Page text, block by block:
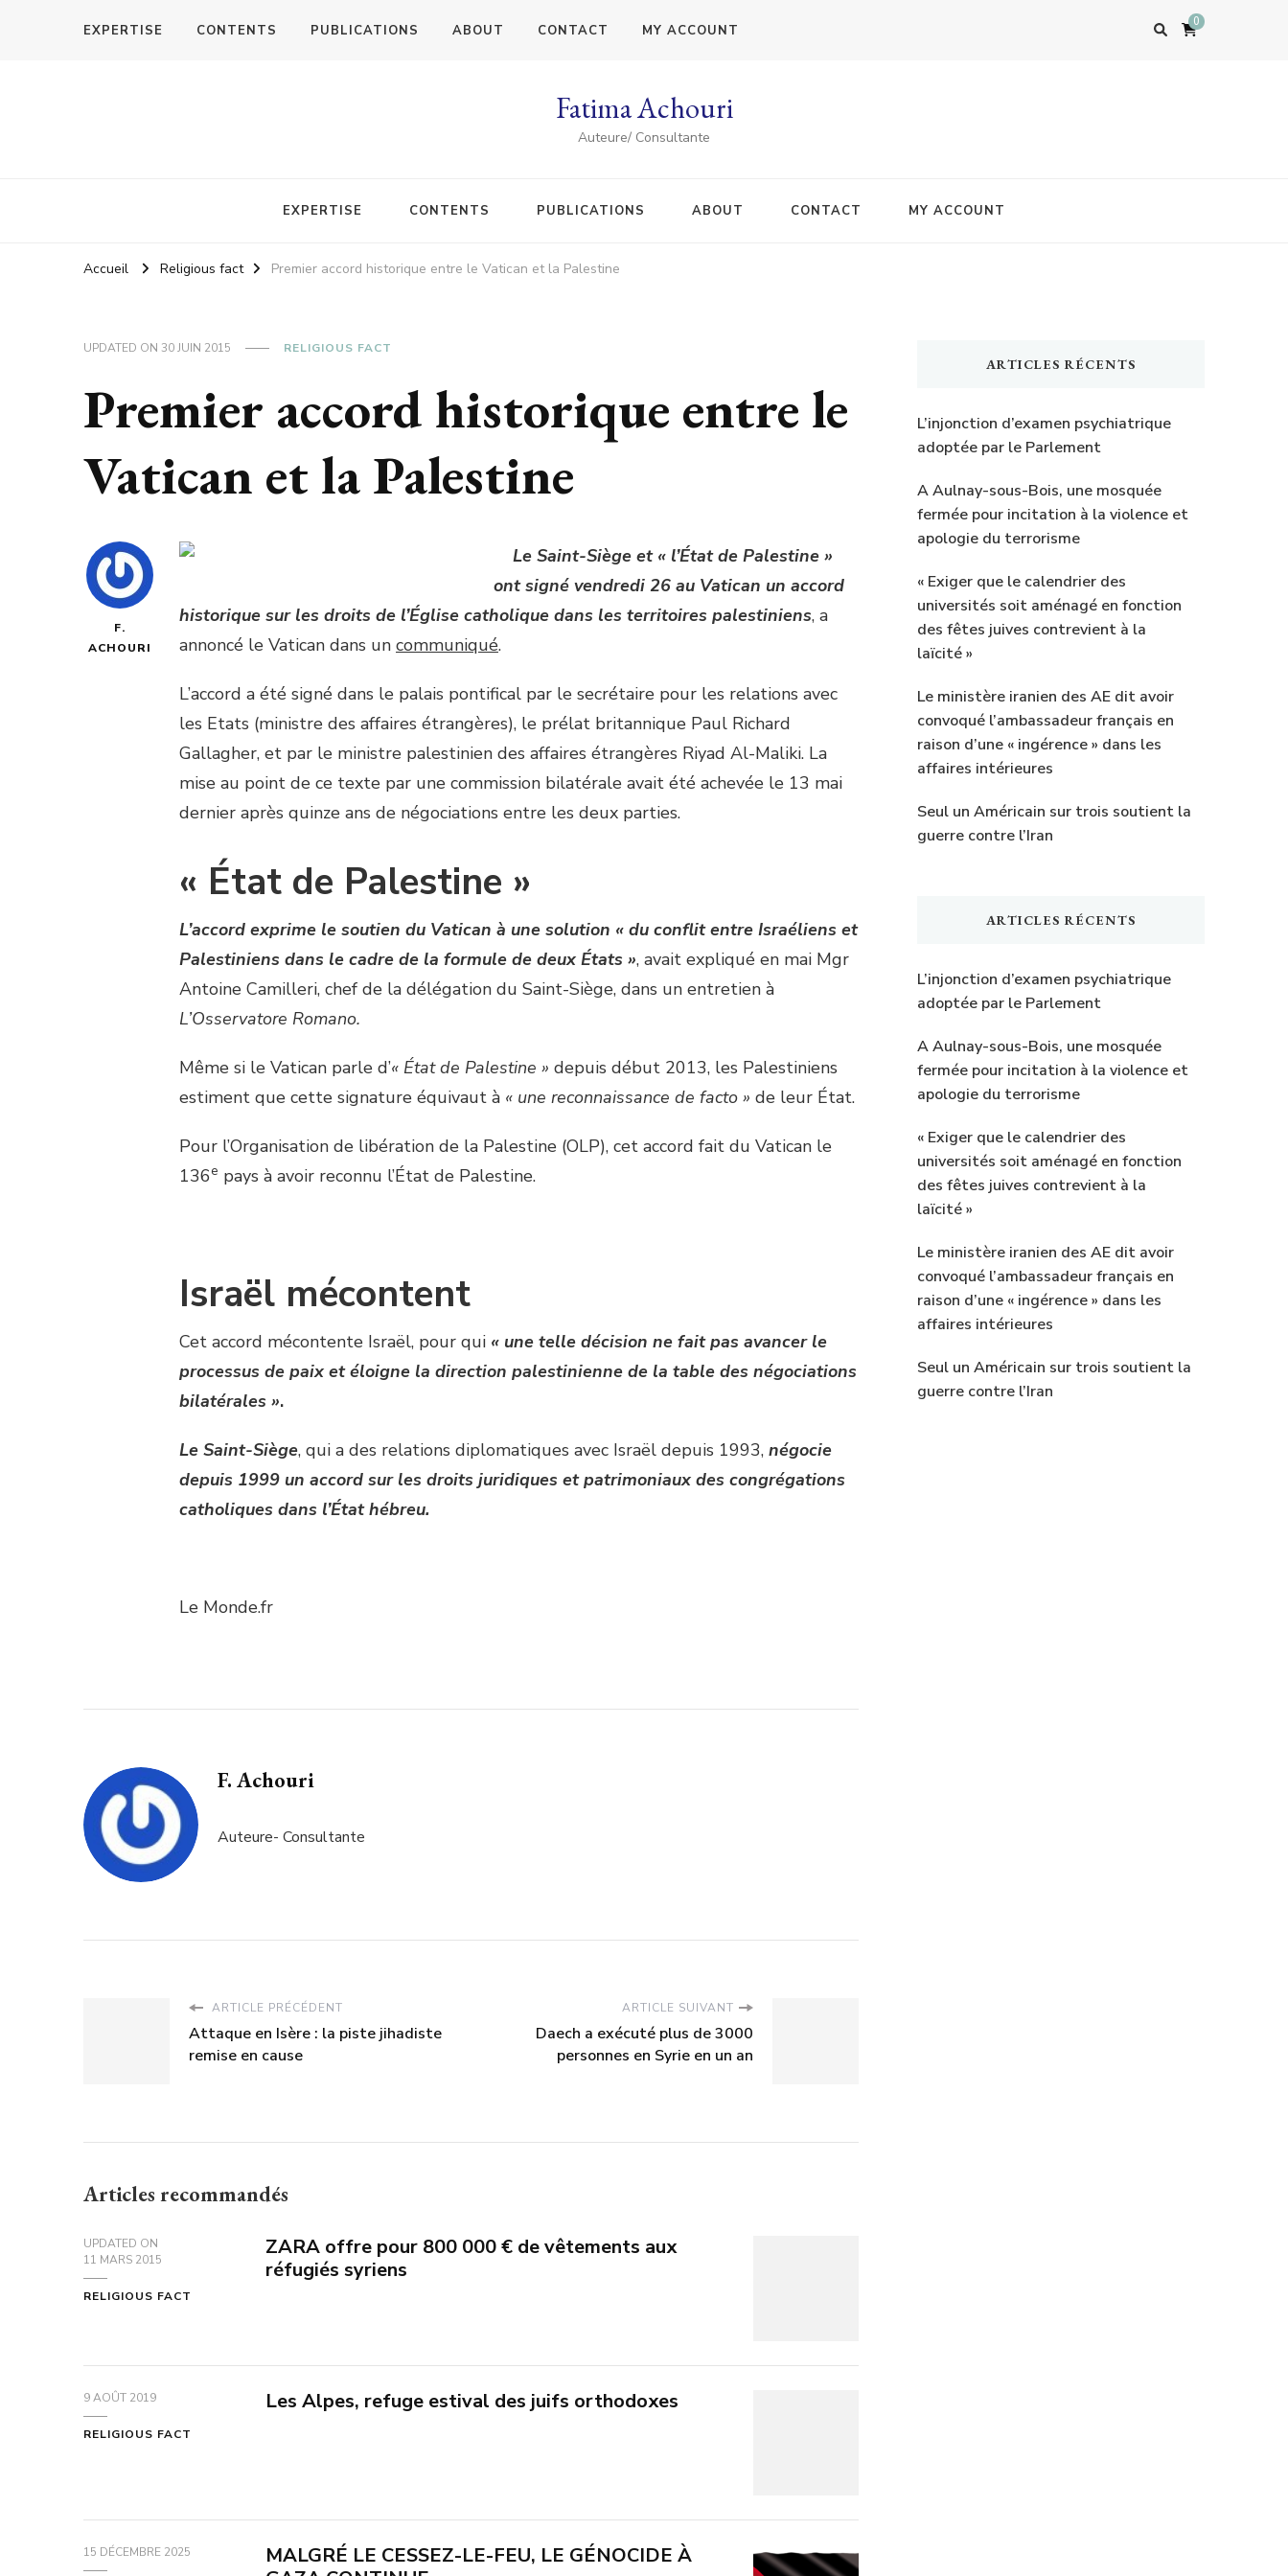
EXPERTISE CONTENTS PUBLICATIONS ABOUT CONTACT MY ACCOUNT
0
Fatima Achouri
Auteure/ Consultante
EXPERTISE CONTENTS PUBLICATIONS ABOUT CONTACT MY ACCOUNT
Accueil Religious fact Premier accord historique entre le Vatican et la Palestine
UPDATED ON 30 JUIN 2015 RELIGIOUS FACT
Premier accord historique entre le
Vatican et la Palestine
F.
ACHOURI
Le Saint-Siège et « l’État de Palestine »
ont signé vendredi 26 au Vatican un accord
historique sur les droits de l’Église catholique dans les territoires palestiniens, a
annoncé le Vatican dans un communiqué.
L’accord a été signé dans le palais pontifical par le secrétaire pour les relations avec
les Etats (ministre des affaires étrangères), le prélat britannique Paul Richard
Gallagher, et par le ministre palestinien des affaires étrangères Riyad Al-Maliki. La
mise au point de ce texte par une commission bilatérale avait été achevée le 13 mai
dernier après quinze ans de négociations entre les deux parties.
« État de Palestine »
L’accord exprime le soutien du Vatican à une solution « du conflit entre Israéliens et
Palestiniens dans le cadre de la formule de deux États », avait expliqué en mai Mgr
Antoine Camilleri, chef de la délégation du Saint-Siège, dans un entretien à
L’Osservatore Romano.
Même si le Vatican parle d’« État de Palestine » depuis début 2013, les Palestiniens
estiment que cette signature équivaut à « une reconnaissance de facto » de leur État.
Pour l’Organisation de libération de la Palestine (OLP), cet accord fait du Vatican le
136e pays à avoir reconnu l’État de Palestine.
Israël mécontent
Cet accord mécontente Israël, pour qui « une telle décision ne fait pas avancer le
processus de paix et éloigne la direction palestinienne de la table des négociations
bilatérales ».
Le Saint-Siège, qui a des relations diplomatiques avec Israël depuis 1993, négocie
depuis 1999 un accord sur les droits juridiques et patrimoniaux des congrégations
catholiques dans l’État hébreu.
Le Monde.fr
F. Achouri
Auteure- Consultante
ARTICLE PRÉCÉDENT
Attaque en Isère : la piste jihadiste
remise en cause
ARTICLE SUIVANT
Daech a exécuté plus de 3000
personnes en Syrie en un an
Articles recommandés
UPDATED ON
11 MARS 2015
RELIGIOUS FACT
ZARA offre pour 800 000 € de vêtements aux
réfugiés syriens
9 AOÛT 2019
RELIGIOUS FACT
Les Alpes, refuge estival des juifs orthodoxes
15 DÉCEMBRE 2025
MALGRÉ LE CESSEZ-LE-FEU, LE GÉNOCIDE À
ARTICLES RÉCENTS
L’injonction d’examen psychiatrique
adoptée par le Parlement
A Aulnay-sous-Bois, une mosquée
fermée pour incitation à la violence et
apologie du terrorisme
« Exiger que le calendrier des
universités soit aménagé en fonction
des fêtes juives contrevient à la
laïcité »
Le ministère iranien des AE dit avoir
convoqué l’ambassadeur français en
raison d’une « ingérence » dans les
affaires intérieures
Seul un Américain sur trois soutient la
guerre contre l’Iran
ARTICLES RÉCENTS
L’injonction d’examen psychiatrique
adoptée par le Parlement
A Aulnay-sous-Bois, une mosquée
fermée pour incitation à la violence et
apologie du terrorisme
« Exiger que le calendrier des
universités soit aménagé en fonction
des fêtes juives contrevient à la
laïcité »
Le ministère iranien des AE dit avoir
convoqué l’ambassadeur français en
raison d’une « ingérence » dans les
affaires intérieures
Seul un Américain sur trois soutient la
guerre contre l’Iran